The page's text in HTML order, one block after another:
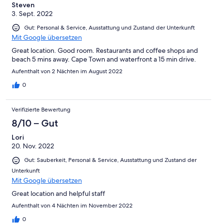
Steven
3. Sept. 2022
Gut: Personal & Service, Ausstattung und Zustand der Unterkunft
Mit Google übersetzen
Great location. Good room. Restaurants and coffee shops and
beach 5 mins away. Cape Town and waterfront a 15 min drive.
Aufenthalt von 2 Nächten im August 2022
0
Verifizierte Bewertung
8/10 – Gut
Lori
20. Nov. 2022
Gut: Sauberkeit, Personal & Service, Ausstattung und Zustand der
Unterkunft
Mit Google übersetzen
Great location and helpful staff
Aufenthalt von 4 Nächten im November 2022
0